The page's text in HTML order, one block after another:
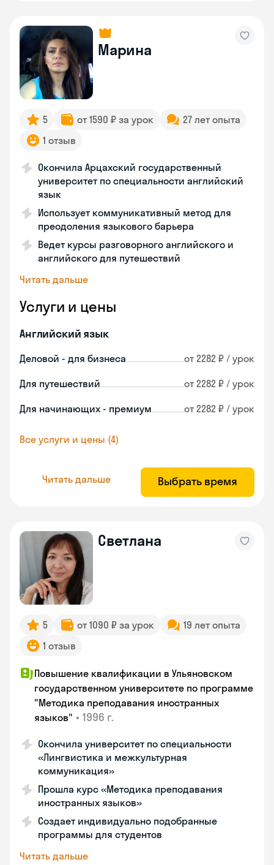
Марина
5 от 1590 ₽ за урок
27 лет опыта
1 отзыв
Окончила Арцахский государственный
университет по специальности английский
язык
Использует коммуникативный метод для
преодоления языкового барьера
Ведет курсы разговорного английского и
английского для путешествий
Читать дальше
Услуги и цены
Английский язык
Деловой - для бизнеса от 2282 ₽ / урок
Для путешествий от 2282 ₽ / урок
Для начинающих - премиум от 2282 ₽ / урок
Все услуги и цены (4)
Читать дальше Выбрать время
Светлана
5 от 1090 ₽ за урок
19 лет опыта
1 отзыв
Повышение квалификации в Ульяновском
государственном университете по программе
"Методика преподавания иностранных
языков" • 1996 г.
Окончила университет по специальности
«Лингвистика и межкультурная
коммуникация»
Прошла курс «Методика преподавания
иностранных языков»
Создает индивидуально подобранные
программы для студентов
Читать дальше